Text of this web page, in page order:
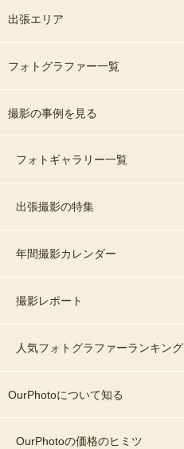
出張エリア
フォトグラファー一覧
撮影の事例を見る
フォトギャラリー一覧
出張撮影の特集
年間撮影カレンダー
撮影レポート
人気フォトグラファーランキング
OurPhotoについて知る
OurPhotoの価格のヒミツ